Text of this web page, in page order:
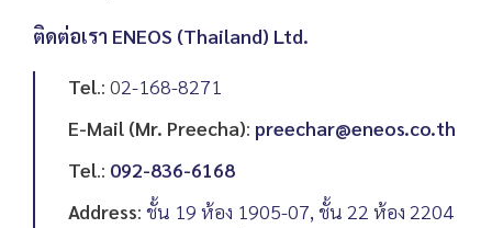
ติดต่อเรา ENEOS (Thailand) Ltd.
Tel.: 02-168-8271
E-Mail (Mr. Preecha): preechar@eneos.co.th
Tel.: 092-836-6168
Address: ชั้น 19 ห้อง 1905-07, ชั้น 22 ห้อง 2204